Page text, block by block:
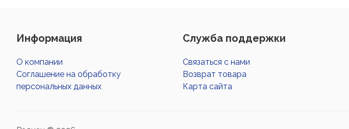
Информация
О компании
Соглашение на обработку
персональных данных
Служба поддержки
Связаться с нами
Возврат товара
Карта сайта